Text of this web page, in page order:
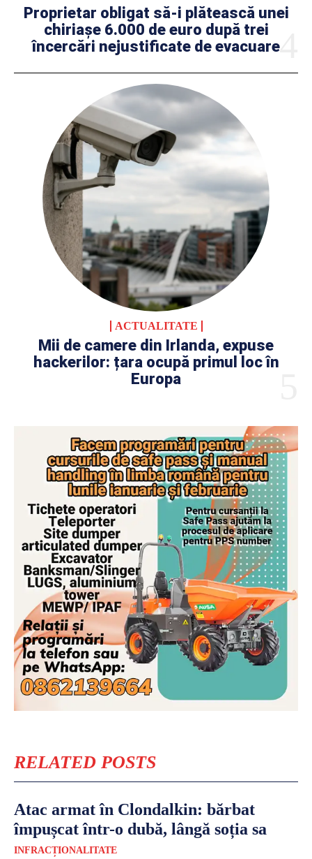
Proprietar obligat să-i plătească unei
chiriașe 6.000 de euro după trei
încercări nejustificate de evacuare
ACTUALITATE
Mii de camere din Irlanda, expuse
hackerilor: țara ocupă primul loc în
Europa
RELATED POSTS
Atac armat în Clondalkin: bărbat
împușcat într-o dubă, lângă soția sa
INFRACȚIONALITATE